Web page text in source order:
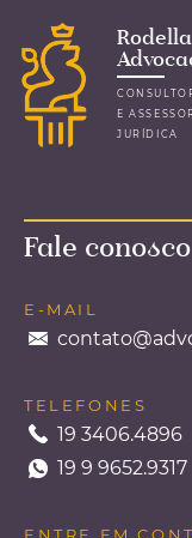
Locatário.
Empresa
A 7ª Câmara
empresa
indenização
empregada
Rodella
E
JURÍDICA
Fale conosco
E-MAIL
TELEFONES
19 3406.4896
19 9 9652.9317